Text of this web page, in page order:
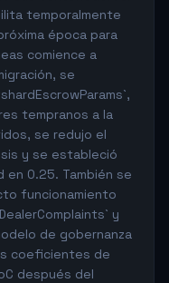
temporalmente
época para
comience a
se
tempranos a la
se redujo el
y se estableció
en 0.25. También se
funcionamiento
y
de gobernanza
coeficientes de
después del